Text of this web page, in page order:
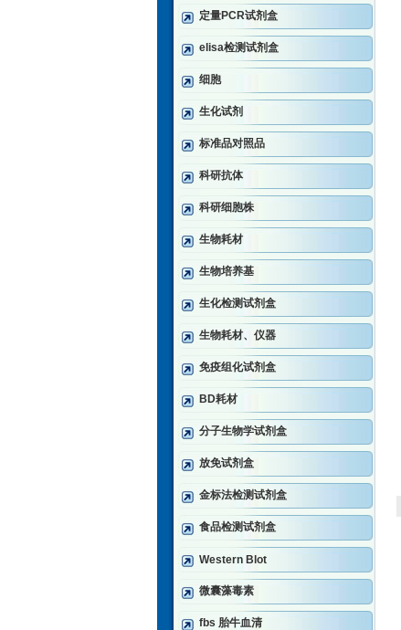
定量PCR试剂盒
elisa检测试剂盒
细胞
生化试剂
标准品对照品
科研抗体
科研细胞株
生物耗材
生物培养基
生化检测试剂盒
生物耗材、仪器
免疫组化试剂盒
BD耗材
分子生物学试剂盒
放免试剂盒
金标法检测试剂盒
食品检测试剂盒
Western Blot
微囊藻毒素
fbs 胎牛血清